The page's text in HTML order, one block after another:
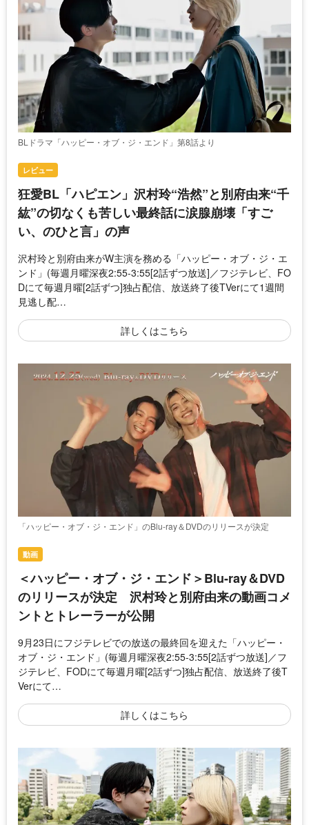
BLドラマ「ハッピー・オブ・ジ・エンド」第8話より
レビュー
狂愛BL「ハピエン」沢村玲“浩然”と別府由来“千
紘”の切なくも苦しい最終話に涙腺崩壊「すご
い、のひと言」の声
沢村玲と別府由来がW主演を務める「ハッピー・オブ・ジ・エ
ンド」(毎週月曜深夜2:55-3:55[2話ずつ放送]／フジテレビ、FO
Dにて毎週月曜[2話ずつ]独占配信、放送終了後TVerにて1週間
見逃し配…
詳しくはこちら
「ハッピー・オブ・ジ・エンド」のBlu-ray＆DVDのリリースが決定
動画
＜ハッピー・オブ・ジ・エンド＞Blu-ray＆DVD
のリリースが決定 沢村玲と別府由来の動画コメ
ントとトレーラーが公開
9月23日にフジテレビでの放送の最終回を迎えた「ハッピー・
オブ・ジ・エンド」(毎週月曜深夜2:55-3:55[2話ずつ放送]／フ
ジテレビ、FODにて毎週月曜[2話ずつ]独占配信、放送終了後T
Verにて…
詳しくはこちら